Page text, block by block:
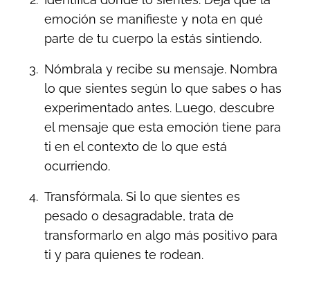
emoción se manifieste y nota en qué
parte de tu cuerpo la estás sintiendo.
Nómbrala y recibe su mensaje. Nombra
lo que sientes según lo que sabes o has
experimentado antes. Luego, descubre
el mensaje que esta emoción tiene para
ti en el contexto de lo que está
ocurriendo.
Transfórmala. Si lo que sientes es
pesado o desagradable, trata de
transformarlo en algo más positivo para
ti y para quienes te rodean.